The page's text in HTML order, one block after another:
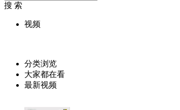
搜 索
视频
分类浏览
大家都在看
最新视频